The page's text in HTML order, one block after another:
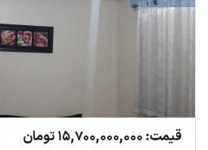
قیمت: 15,700,000,000 تومان